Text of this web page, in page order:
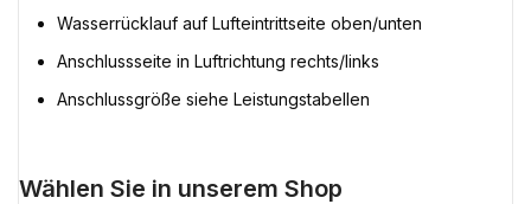
Wasserrücklauf auf Lufteintrittseite oben/unten
Anschlussseite in Luftrichtung rechts/links
Anschlussgröße siehe Leistungstabellen
Wählen Sie in unserem Shop